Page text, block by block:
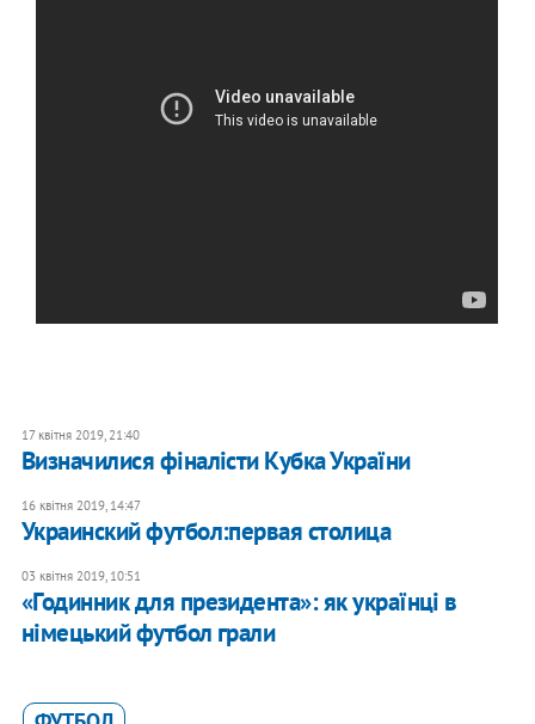
17 квітня 2019, 21:40
Визначилися фіналісти Кубка України
16 квітня 2019, 14:47
Украинский футбол:первая столица
03 квітня 2019, 10:51
«Годинник для президента»: як українці в
німецький футбол грали